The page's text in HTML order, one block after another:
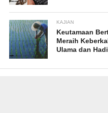
KAJIAN
Keutamaan
Meraih
Ulama dan